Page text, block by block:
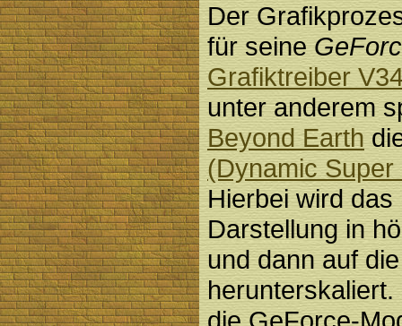
Der
für seine
Grafiktreiber
unter anderem
Beyond Earth
(Dynamic Super
Hierbei wird das
Darstellung in
und dann auf